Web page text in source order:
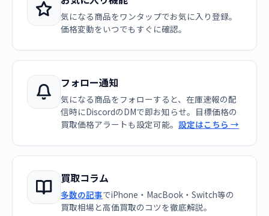
気になる商品をワンタップでお気に入り登録。
価格変動をいつでもすぐに確認。
フォロー通知
気になる商品をフォローすると、在庫速報の配
信時にDiscordのDMで即お知らせ。目標価格の
買取価格アラートも設定可能。 設定はこちら →
買取コラム
多数の記事でiPhone・MacBook・Switch等の
買取相場と高価買取のコツを徹底解説。